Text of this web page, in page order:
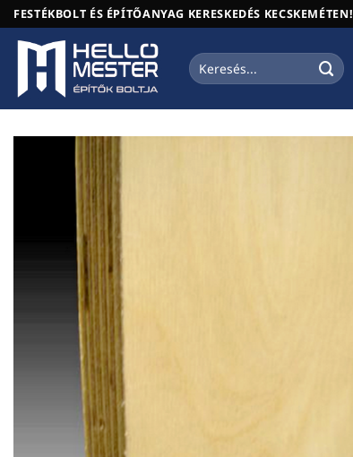
Skip
to
content
FESTÉKBOLT ÉS ÉPÍTŐANYAG KERESKEDÉS KECSKEMÉTEN!
Keresés
a